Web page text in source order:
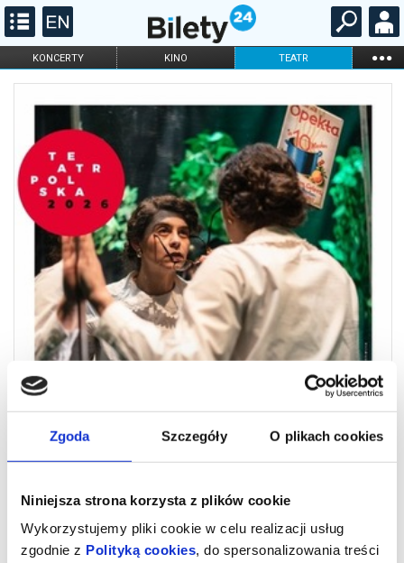
Zgoda Szczegóły O plikach cookies
Niniejsza strona korzysta z plików cookie
Wykorzystujemy pliki cookie w celu realizacji usług
zgodnie z Polityką cookies, do spersonalizowania treści
KONCERTY KINO TEATR ...
FILHARMONIA OPERA I BALET
ONLINE KARNETY